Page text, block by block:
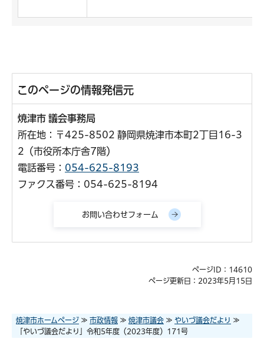
このページの情報発信元
焼津市 議会事務局
所在地：〒425-8502 静岡県焼津市本町2丁目16-3
2（市役所本庁舎7階）
電話番号： 054-625-8193
ファクス番号：054-625-8194
ページID：14610
ページ更新日：2023年5月15日
焼津市ホームページ ≫ 市政情報 ≫ 焼津市議会 ≫ やいづ議会だより ≫
「やいづ議会だより」令和5年度（2023年度）171号